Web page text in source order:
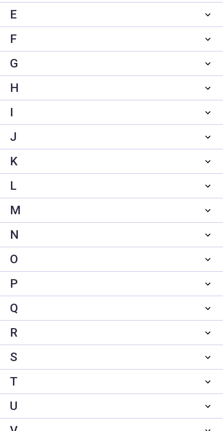
E
F
G
H
I
J
K
L
M
N
O
P
Q
R
S
T
U